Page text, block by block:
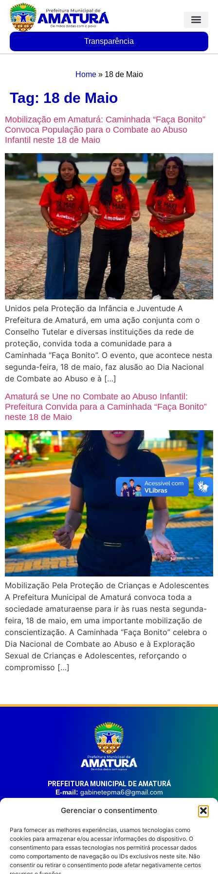
Gerenciar o consentimento
Para fornecer as melhores experiências, usamos tecnologias como
cookies para armazenar e/ou acessar informações do dispositivo. O
consentimento para essas tecnologias nos permitirá processar dados
como comportamento de navegação ou IDs exclusivos neste site. Não
consentir ou retirar o consentimento pode afetar negativamente certos
Transparência
Home» 18 de Maio
Tag: 18 de Maio
Mobilização em Amaturá: Caminhada “Faça Bonito”
Convoca População para o Combate ao Abuso
Infantil neste 18 de Maio
Unidos pela Proteção da Infância e Juventude A
Prefeitura de Amaturá, em uma ação conjunta com o
Conselho Tutelar e diversas instituições da rede de
proteção, convida toda a comunidade para a
Caminhada “Faça Bonito”. O evento, que acontece nesta
segunda-feira, 18 de maio, faz alusão ao Dia Nacional
de Combate ao Abuso e à […]
Amaturá se Une no Combate ao Abuso Infantil:
Prefeitura Convida para a Caminhada “Faça Bonito”
neste 18 de Maio
Mobilização Pela Proteção de Crianças e Adolescentes
A Prefeitura Municipal de Amaturá convoca toda a
sociedade amaturaense para ir às ruas nesta segunda-
feira, 18 de maio, em uma importante mobilização de
conscientização. A Caminhada “Faça Bonito” celebra o
Dia Nacional de Combate ao Abuso e à Exploração
Sexual de Crianças e Adolescentes, reforçando o
compromisso […]
PREFEITURA MUNICIPAL DE AMATURÁ
E-mail: gabinetepma6@gmail.com
Av. 21 de Junho, n° 1746, Centro | Amaturá – AM
HORÁRIO DE ATENDIMENTO
Segunda à sexta, das 08:00 às 14:00.